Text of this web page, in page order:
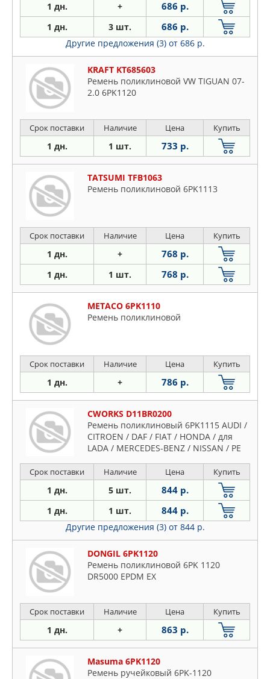
1 дн. + 686 р.
1 дн. 3 шт. 686 р.
Другие предложения (3) от 686 р.
KRAFT KT685603
Ремень поликлиновой VW TIGUAN 07-
2.0 6PK1120
Срок поставки Наличие Цена Купить
1 дн. 1 шт. 733 р.
TATSUMI TFB1063
Ремень поликлиновой 6PK1113
Срок поставки Наличие Цена Купить
1 дн. + 768 р.
1 дн. 1 шт. 768 р.
METACO 6PK1110
Ремень поликлиновой
Срок поставки Наличие Цена Купить
1 дн. + 786 р.
CWORKS D11BR0200
Ремень поликлиновый 6PK1115 AUDI /
CITROEN / DAF / FIAT / HONDA / для
LADA / MERCEDES-BENZ / NISSAN / PE
Срок поставки Наличие Цена Купить
1 дн. 5 шт. 844 р.
1 дн. 1 шт. 844 р.
Другие предложения (3) от 844 р.
DONGIL 6PK1120
Ремень поликлиновой 6PK 1120
DR5000 EPDM EX
Срок поставки Наличие Цена Купить
1 дн. + 863 р.
Masuma 6PK1120
Ремень ручейковый 6PK-1120